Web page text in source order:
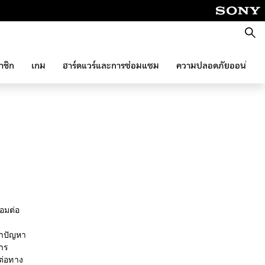
ค้นหา
ชิก เกม ฮาร์ดแวร์และการซ่อมแซม ความปลอดภัยออนไลน์
มต่อ
ปัญหา
ร
อทาง